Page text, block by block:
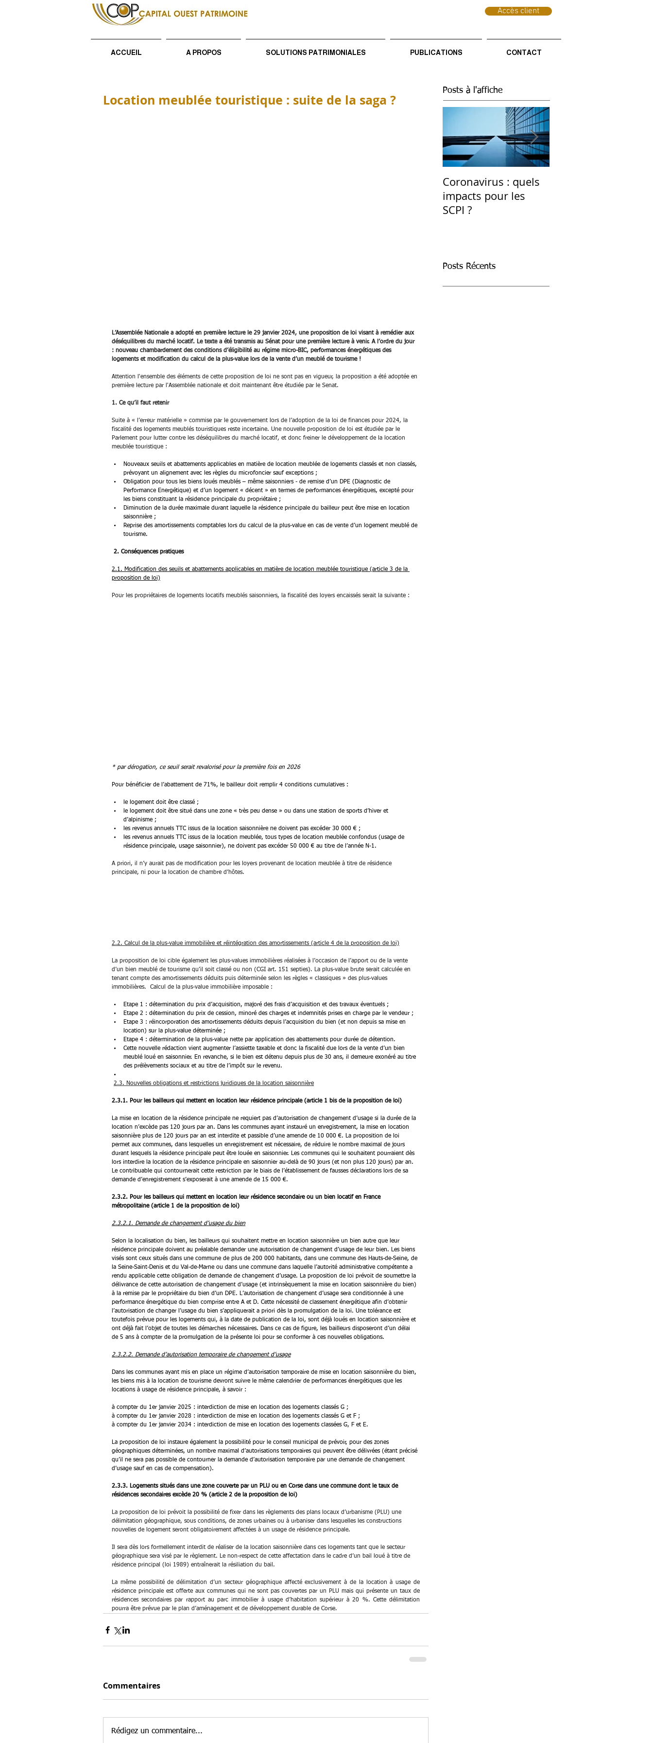
Accès client
ACCUEIL A PROPOS SOLUTIONS PATRIMONIALES PUBLICATIONS CONTACT
Location meublée touristique : suite de la saga ?
L’Assemblée Nationale a adopté en première lecture le 29 janvier 2024, une proposition de loi visant à remédier aux
déséquilibres du marché locatif. Le texte a été transmis au Sénat pour une première lecture à venir. A l’ordre du jour
: nouveau chambardement des conditions d’éligibilité au régime micro-BIC, performances énergétiques des
logements et modification du calcul de la plus-value lors de la vente d’un meublé de tourisme !
Attention l'ensemble des éléments de cette proposition de loi ne sont pas en vigueur, la proposition a été adoptée en
première lecture par l'Assemblée nationale et doit maintenant être étudiée par le Senat.
1. Ce qu’il faut retenir
Suite à « l’erreur matérielle » commise par le gouvernement lors de l’adoption de la loi de finances pour 2024, la
fiscalité des logements meublés touristiques reste incertaine. Une nouvelle proposition de loi est étudiée par le
Parlement pour lutter contre les déséquilibres du marché locatif, et donc freiner le développement de la location
meublée touristique :
Nouveaux seuils et abattements applicables en matière de location meublée de logements classés et non classés,
prévoyant un alignement avec les règles du microfoncier sauf exceptions ;
Obligation pour tous les biens loués meublés – même saisonniers - de remise d’un DPE (Diagnostic de
Performance Energétique) et d’un logement « décent » en termes de performances énergétiques, excepté pour
les biens constituant la résidence principale du propriétaire ;
Diminution de la durée maximale durant laquelle la résidence principale du bailleur peut être mise en location
saisonnière ;
Reprise des amortissements comptables lors du calcul de la plus-value en cas de vente d’un logement meublé de
tourisme.
2. Conséquences pratiques
2.1. Modification des seuils et abattements applicables en matière de location meublée touristique (article 3 de la
proposition de loi)
Pour les propriétaires de logements locatifs meublés saisonniers, la fiscalité des loyers encaissés serait la suivante :
* par dérogation, ce seuil serait revalorisé pour la première fois en 2026
Pour bénéficier de l’abattement de 71%, le bailleur doit remplir 4 conditions cumulatives :
le logement doit être classé ;
le logement doit être situé dans une zone « très peu dense » ou dans une station de sports d’hiver et
d’alpinisme ;
les revenus annuels TTC issus de la location saisonnière ne doivent pas excéder 30 000 € ;
les revenus annuels TTC issus de la location meublée, tous types de location meublée confondus (usage de
résidence principale, usage saisonnier), ne doivent pas excéder 50 000 € au titre de l’année N-1.
A priori, il n’y aurait pas de modification pour les loyers provenant de location meublée à titre de résidence
principale, ni pour la location de chambre d’hôtes.
2.2. Calcul de la plus-value immobilière et réintégration des amortissements (article 4 de la proposition de loi)
La proposition de loi cible également les plus-values immobilières réalisées à l’occasion de l’apport ou de la vente
d’un bien meublé de tourisme qu’il soit classé ou non (CGI art. 151 septies). La plus-value brute serait calculée en
tenant compte des amortissements déduits puis déterminée selon les règles « classiques » des plus-values
immobilières.  Calcul de la plus-value immobilière imposable :
Etape 1 : détermination du prix d’acquisition, majoré des frais d’acquisition et des travaux éventuels ;
Etape 2 : détermination du prix de cession, minoré des charges et indemnités prises en charge par le vendeur ;
Etape 3 : réincorporation des amortissements déduits depuis l’acquisition du bien (et non depuis sa mise en
location) sur la plus-value déterminée ;
Etape 4 : détermination de la plus-value nette par application des abattements pour durée de détention.
Cette nouvelle rédaction vient augmenter l’assiette taxable et donc la fiscalité due lors de la vente d’un bien
meublé loué en saisonnier. En revanche, si le bien est détenu depuis plus de 30 ans, il demeure exonéré au titre
des prélèvements sociaux et au titre de l’impôt sur le revenu.
2.3. Nouvelles obligations et restrictions juridiques de la location saisonnière
2.3.1. Pour les bailleurs qui mettent en location leur résidence principale (article 1 bis de la proposition de loi)
La mise en location de la résidence principale ne requiert pas d’autorisation de changement d’usage si la durée de la
location n’excède pas 120 jours par an. Dans les communes ayant instauré un enregistrement, la mise en location
saisonnière plus de 120 jours par an est interdite et passible d’une amende de 10 000 €. La proposition de loi
permet aux communes, dans lesquelles un enregistrement est nécessaire, de réduire le nombre maximal de jours
durant lesquels la résidence principale peut être louée en saisonnier. Les communes qui le souhaitent pourraient dès
lors interdire la location de la résidence principale en saisonnier au-delà de 90 jours (et non plus 120 jours) par an.
Le contribuable qui contournerait cette restriction par le biais de l’établissement de fausses déclarations lors de sa
demande d’enregistrement s’exposerait à une amende de 15 000 €.
2.3.2. Pour les bailleurs qui mettent en location leur résidence secondaire ou un bien locatif en France
métropolitaine (article 1 de la proposition de loi)
2.3.2.1. Demande de changement d’usage du bien
Selon la localisation du bien, les bailleurs qui souhaitent mettre en location saisonnière un bien autre que leur
résidence principale doivent au préalable demander une autorisation de changement d’usage de leur bien. Les biens
visés sont ceux situés dans une commune de plus de 200 000 habitants, dans une commune des Hauts-de-Seine, de
la Seine-Saint-Denis et du Val-de-Marne ou dans une commune dans laquelle l’autorité administrative compétente a
rendu applicable cette obligation de demande de changement d’usage. La proposition de loi prévoit de soumettre la
délivrance de cette autorisation de changement d’usage (et intrinsèquement la mise en location saisonnière du bien)
à la remise par le propriétaire du bien d’un DPE. L’autorisation de changement d’usage sera conditionnée à une
performance énergétique du bien comprise entre A et D. Cette nécessité de classement énergétique afin d’obtenir
l’autorisation de changer l’usage du bien s’appliquerait a priori dès la promulgation de la loi. Une tolérance est
toutefois prévue pour les logements qui, à la date de publication de la loi, sont déjà loués en location saisonnière et
ont déjà fait l’objet de toutes les démarches nécessaires. Dans ce cas de figure, les bailleurs disposeront d’un délai
de 5 ans à compter de la promulgation de la présente loi pour se conformer à ces nouvelles obligations.
2.3.2.2. Demande d’autorisation temporaire de changement d’usage
Dans les communes ayant mis en place un régime d’autorisation temporaire de mise en location saisonnière du bien,
les biens mis à la location de tourisme devront suivre le même calendrier de performances énergétiques que les
locations à usage de résidence principale, à savoir :
à compter du 1er janvier 2025 : interdiction de mise en location des logements classés G ;
à compter du 1er janvier 2028 : interdiction de mise en location des logements classés G et F ;
à compter du 1er janvier 2034 : interdiction de mise en location des logements classées G, F et E.
La proposition de loi instaure également la possibilité pour le conseil municipal de prévoir, pour des zones
géographiques déterminées, un nombre maximal d’autorisations temporaires qui peuvent être délivrées (étant précisé
qu’il ne sera pas possible de contourner la demande d’autorisation temporaire par une demande de changement
d’usage sauf en cas de compensation).
2.3.3. Logements situés dans une zone couverte par un PLU ou en Corse dans une commune dont le taux de
résidences secondaires excède 20 % (article 2 de la proposition de loi)
La proposition de loi prévoit la possibilité de fixer dans les règlements des plans locaux d’urbanisme (PLU) une
délimitation géographique, sous conditions, de zones urbaines ou à urbaniser dans lesquelles les constructions
nouvelles de logement seront obligatoirement affectées à un usage de résidence principale.
Il sera dès lors formellement interdit de réaliser de la location saisonnière dans ces logements tant que le secteur
géographique sera visé par le règlement. Le non-respect de cette affectation dans le cadre d’un bail loué à titre de
résidence principal (loi 1989) entraînerait la résiliation du bail.
La même possibilité de délimitation d’un secteur géographique affecté exclusivement à de la location à usage de
résidence principale est offerte aux communes qui ne sont pas couvertes par un PLU mais qui présente un taux de
résidences secondaires par rapport au parc immobilier à usage d’habitation supérieur à 20 %. Cette délimitation
pourra être prévue par le plan d’aménagement et de développement durable de Corse.
Commentaires
Rédigez un commentaire...
Posts à l'affiche
Coronavirus : quels
impacts pour les
SCPI ?
Posts Récents